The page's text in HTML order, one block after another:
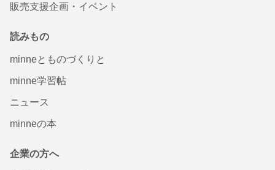
販売支援企画・イベント
読みもの
minneとものづくりと
minne学習帖
ニュース
minneの本
企業の方へ